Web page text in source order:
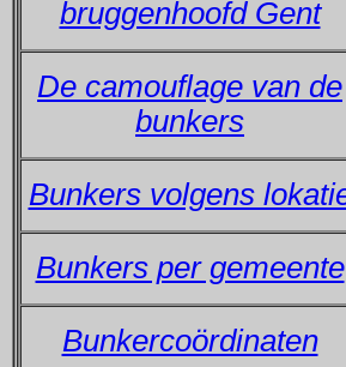
bruggenhoofd Gent
De camouflage van de
bunkers
Bunkers volgens
Bunkers per gemeente
Bunkercoördinaten